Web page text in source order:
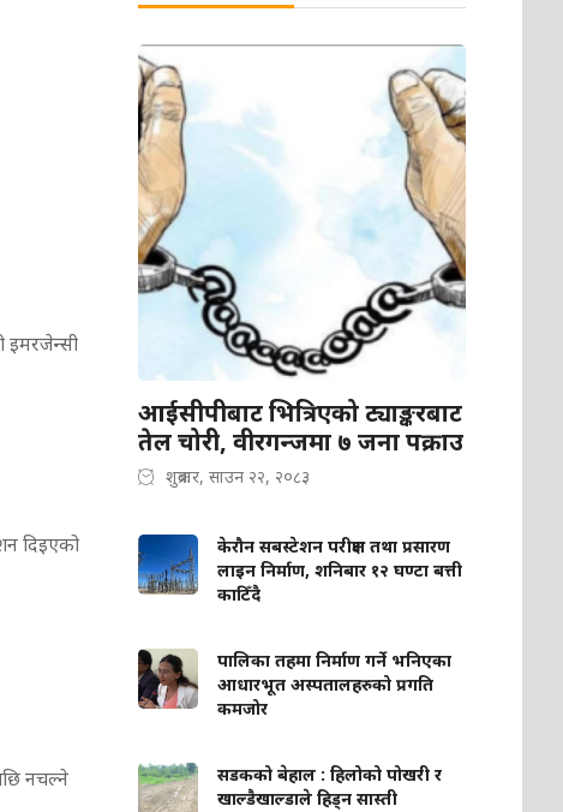
इमरजेन्सी
दिइएको
नचल्ने
आईसीपीबाट भित्रिएको ट्याङ्करबाट
तेल चोरी, वीरगन्जमा ७ जना पक्राउ
शुक्रबार, साउन २२, २०८३
केरौन सबस्टेशन परीक्षण तथा प्रसारण
लाइन निर्माण, शनिबार १२ घण्टा बत्ती
काटिँदै
पालिका तहमा निर्माण गर्ने भनिएका
आधारभूत अस्पतालहरुको प्रगति
कमजोर
सडकको बेहाल : हिलोको पोखरी र
खाल्डैखाल्डाले हिड्न सास्ती